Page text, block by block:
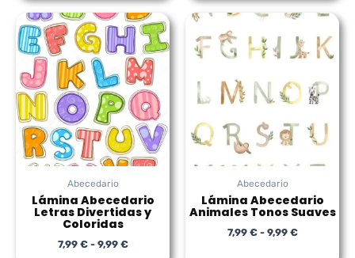
Abecedario
Lámina Abecedario
Letras Divertidas y
Coloridas
7,99 € - 9,99 €
Rango
de
precios:
desde
7,99 €
hasta
9,99 €
Abecedario
Lámina Abecedario
Animales Tonos Suaves
7,99 € - 9,99 €
Rango
precios:
desde
hasta
9,99 €